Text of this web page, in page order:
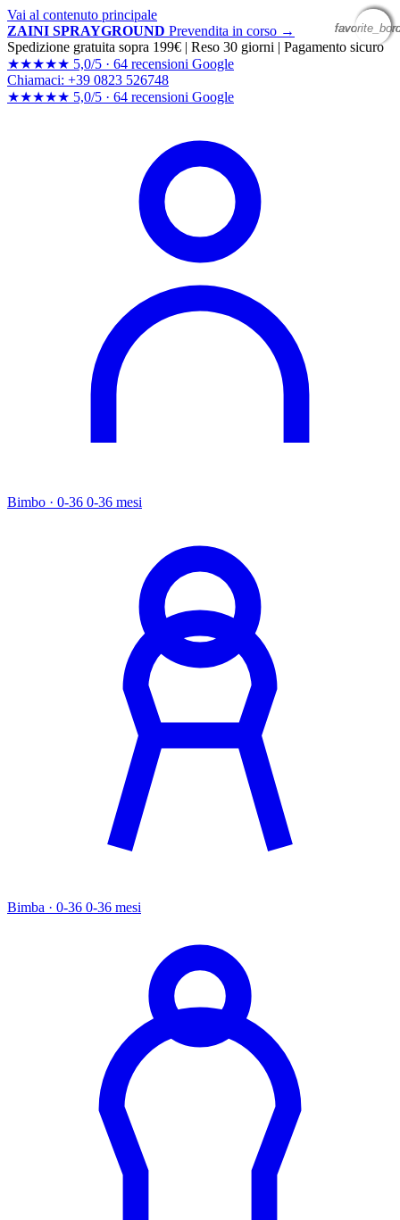
Vai al contenuto principale
ZAINI SPRAYGROUND Prevendita in corso →
Spedizione gratuita sopra 199€ | Reso 30 giorni | Pagamento sicuro
★★★★★ 5,0/5 · 64 recensioni Google
Chiamaci: +39 0823 526748
★★★★★ 5,0/5 · 64 recensioni Google
Bimbo · 0-36 0-36 mesi
Bimba · 0-36 0-36 mesi